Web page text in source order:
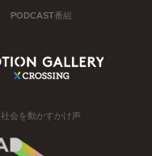
PODCAST番組
社会を動かすかけ声